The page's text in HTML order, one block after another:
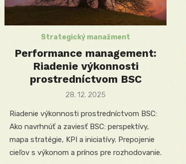
Strategický manažment
Performance management:
Riadenie výkonnosti
prostredníctvom BSC
Posted
28. 12. 2025
Riadenie výkonnosti prostredníctvom BSC:
Ako navrhnúť a zaviesť BSC: perspektívy,
mapa stratégie, KPI a iniciatívy. Prepojenie
cieľov s výkonom a prínos pre rozhodovanie.